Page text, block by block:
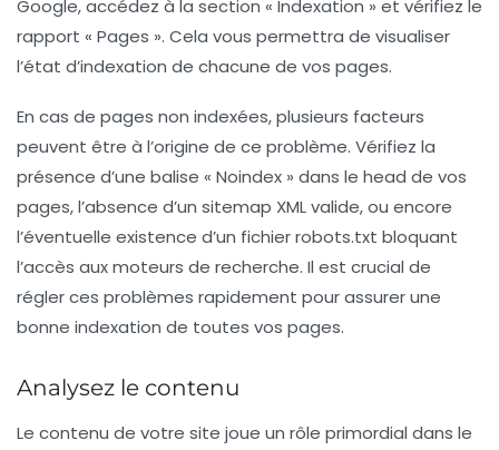
Google, accédez à la section « Indexation » et vérifiez le
rapport « Pages ». Cela vous permettra de visualiser
l’état d’indexation de chacune de vos pages.
En cas de pages non indexées, plusieurs facteurs
peuvent être à l’origine de ce problème. Vérifiez la
présence d’une balise « Noindex » dans le head de vos
pages, l’absence d’un sitemap XMLvalide, ou encore
l’éventuelle existence d’un fichier robots.txt bloquant
l’accès aux moteurs de recherche. Il est crucial de
régler ces problèmes rapidement pour assurer une
bonne indexation de toutes vos pages.
Analysez le contenu
Le contenu de votre site joue un rôle primordial dans le